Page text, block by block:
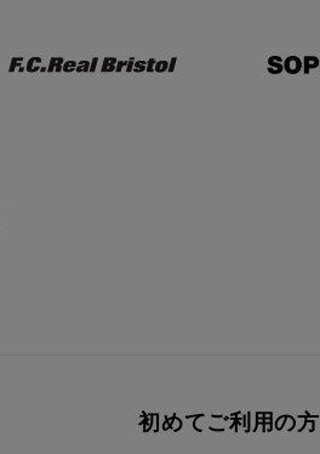
初めてご利用の方